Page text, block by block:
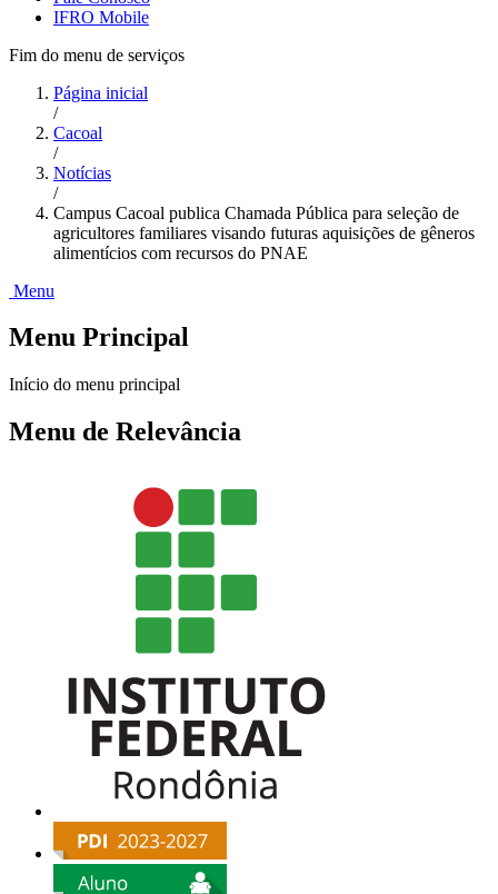
IFRO Mobile
Fim do menu de serviços
Página inicial
/
Cacoal
/
Notícias
/
Campus Cacoal publica Chamada Pública para seleção de
agricultores familiares visando futuras aquisições de gêneros
alimentícios com recursos do PNAE
Menu
Menu Principal
Início do menu principal
Menu de Relevância